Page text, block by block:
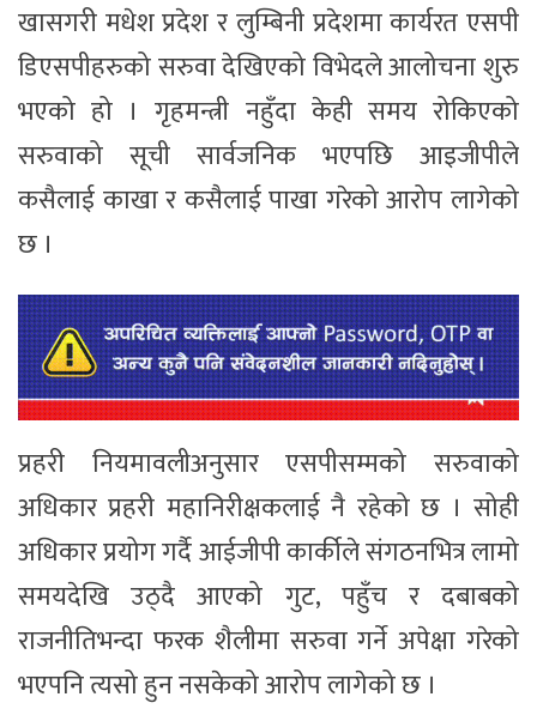
खासगरी मधेश प्रदेश र लुम्बिनी प्रदेशमा कार्यरत एसपी
डिएसपीहरुको सरुवा देखिएको विभेदले आलोचना शुरु
भएको हो । गृहमन्त्री नहुँदा केही समय रोकिएको
सरुवाको सूची सार्वजनिक भएपछि आइजीपीले
कसैलाई काखा र कसैलाई पाखा गरेको आरोप लागेको
छ ।
प्रहरी नियमावलीअनुसार एसपीसम्मको सरुवाको
अधिकार प्रहरी महानिरीक्षकलाई नै रहेको छ । सोही
अधिकार प्रयोग गर्दै आईजीपी कार्कीले संगठनभित्र लामो
समयदेखि उठ्दै आएको गुट, पहुँच र दबाबको
राजनीतिभन्दा फरक शैलीमा सरुवा गर्ने अपेक्षा गरेको
भएपनि त्यसो हुन नसकेको आरोप लागेको छ ।